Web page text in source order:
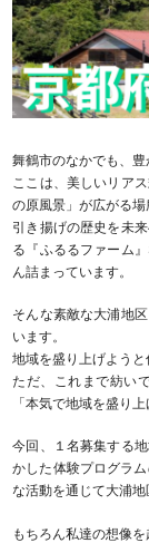
舞鶴市のなかでも、豊
ここは、美しいリア
の原風景」が広がる場
引き揚げの歴史を未
る『ふるるファーム
ん詰まっています。
そんな素敵な大浦地
います。
地域を盛り上げようと
ただ、これまで紡い
「本気で地域を盛り
今回、１名募集する
かした体験プログラ
な活動を通じて大浦地
もちろん私達の想像